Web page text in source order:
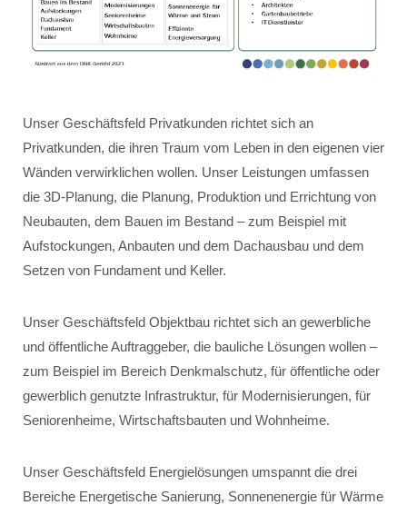
Unser Geschäftsfeld Privatkunden richtet sich an
Privatkunden, die ihren Traum vom Leben in den eigenen vier
Wänden verwirklichen wollen. Unser Leistungen umfassen
die 3D-Planung, die Planung, Produktion und Errichtung von
Neubauten, dem Bauen im Bestand – zum Beispiel mit
Aufstockungen, Anbauten und dem Dachausbau und dem
Setzen von Fundament und Keller.
Unser Geschäftsfeld Objektbau richtet sich an gewerbliche
und öffentliche Auftraggeber, die bauliche Lösungen wollen –
zum Beispiel im Bereich Denkmalschutz, für öffentliche oder
gewerblich genutzte Infrastruktur, für Modernisierungen, für
Seniorenheime, Wirtschaftsbauten und Wohnheime.
Unser Geschäftsfeld Energielösungen umspannt die drei
Bereiche Energetische Sanierung, Sonnenenergie für Wärme